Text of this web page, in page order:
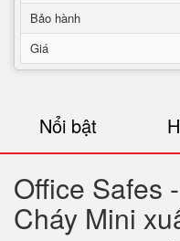
Bảo hành
Giá
Nổi bật
Office Safes
Cháy Mini